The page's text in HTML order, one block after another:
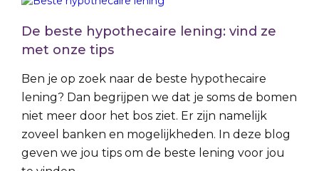
De beste hypothecaire lening: vind ze
met onze tips
Ben je op zoek naar de beste hypothecaire
lening? Dan begrijpen we dat je soms de bomen
niet meer door het bos ziet. Er zijn namelijk
zoveel banken en mogelijkheden. In deze blog
geven we jou tips om de beste lening voor jou